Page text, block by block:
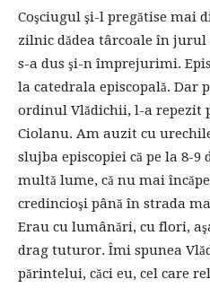
Coşciugul şi-l pregătise mai
zilnic dădea târcoale în
s-a dus şi-n împrejurimi.
la catedrala episcopală. Dar
ordinul Vlădichii, l-a repezit
Ciolanu. Am auzit cu
slujba episcopiei că pe la 8-9
multă lume, că nu mai
credincioşi până în strada
Erau cu lumânări, cu flori,
drag tuturor. Îmi spunea
părintelui, căci eu, cel care